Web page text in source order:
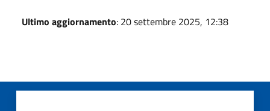
Ultimo aggiornamento: 20 settembre 2025, 12:38